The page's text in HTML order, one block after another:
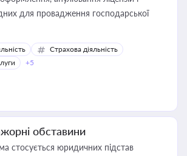
для провадження господарської
Страхова діяльність
+5
обставини
стосується юридичних підстав